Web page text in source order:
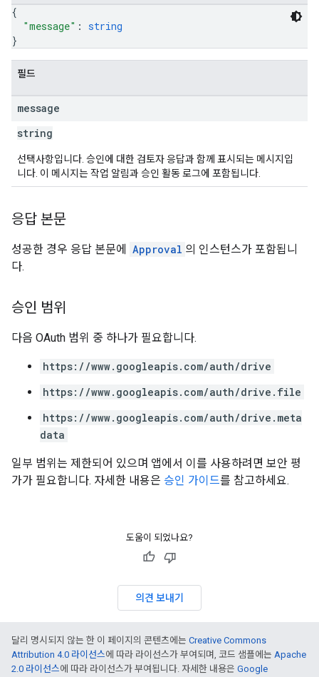
{
"message" : string
}
필드
message
string
선택사항입니다. 승인에 대한 검토자 응답과 함께 표시되는 메시지입
니다. 이 메시지는 작업 알림과 승인 활동 로그에 포함됩니다.
응답 본문
성공한 경우 응답 본문에 Approval 의 인스턴스가 포함됩니
다.
승인 범위
다음 OAuth 범위 중 하나가 필요합니다.
https://www.googleapis.com/auth/drive
https://www.googleapis.com/auth/drive.file
https://www.googleapis.com/auth/drive.meta
data
일부 범위는 제한되어 있으며 앱에서 이를 사용하려면 보안 평
가가 필요합니다. 자세한 내용은 승인 가이드를 참고하세요.
도움이 되었나요?
의견 보내기
달리 명시되지 않는 한 이 페이지의 콘텐츠에는 Creative Commons
Attribution 4.0 라이선스에 따라 라이선스가 부여되며, 코드 샘플에는 Apache
2.0 라이선스에 따라 라이선스가 부여됩니다. 자세한 내용은 Google